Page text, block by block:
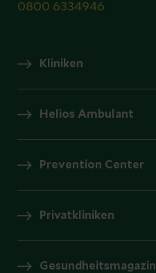
0800 6334946
Kliniken
Helios Ambulant
Prevention Center
Privatkliniken
Gesundheitsmagazin